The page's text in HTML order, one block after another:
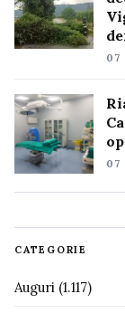
07
07
CATEGORIE
Auguri (1.117)